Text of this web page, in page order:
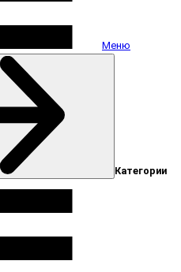
Меню
Категории